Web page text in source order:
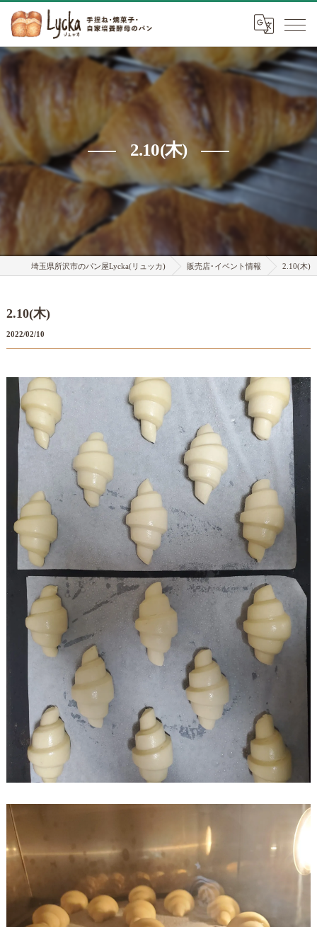
2.10(木)
埼玉県所沢市のパン屋Lycka(リュッカ) 販売店･イベント情報 2.10(木)
2.10(木)
2022/02/10